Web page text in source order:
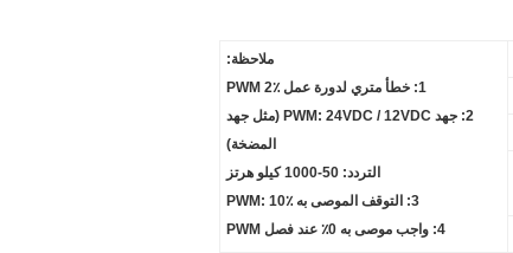
ملاحظة:
1: خطأ متري لدورة عمل PWM 2٪
2: جهد PWM: 24VDC / 12VDC (مثل جهد
المضخة)
التردد: 50-1000 كيلو هرتز
3:
التوقف الموصى به PWM: 10٪
4: واجب موصى به 0٪ عند فصل PWM